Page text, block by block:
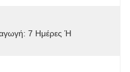
7 Ημέρες Ή